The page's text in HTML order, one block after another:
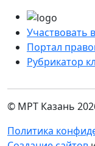
Участвовать
Портал
Рубрикатор
© МРТ Казань
Политика